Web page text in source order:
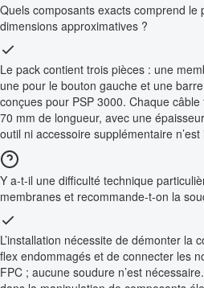
Quels composants exacts comprend le
dimensions approximatives ?
Le pack contient trois pièces : une
une pour le bouton gauche et une
conçues pour PSP 3000. Chaque
70 mm de longueur, avec une
outil ni accessoire supplémentaire n’est
Y a-t-il une difficulté technique
membranes et recommande-t-on la
L’installation nécessite de démonter la
flex endommagés et de connecter les
FPC ; aucune soudure n’est